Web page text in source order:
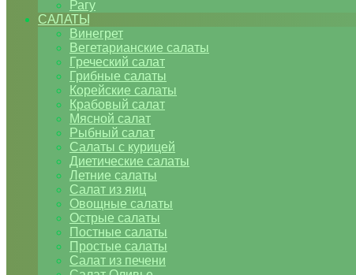
Рагу
САЛАТЫ
Винегрет
Вегетарианские салаты
Греческий салат
Грибные салаты
Корейские салаты
Крабовый салат
Мясной салат
Рыбный салат
Салаты с курицей
Диетические салаты
Летние салаты
Салат из яиц
Овощные салаты
Острые салаты
Постные салаты
Простые салаты
Салат из печени